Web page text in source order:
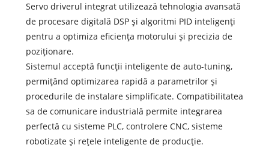
Servo driverul integrat utilizează tehnologia avansată
de procesare digitală DSP și algoritmi PID inteligenți
pentru a optimiza eficiența motorului și precizia de
poziționare.
Sistemul acceptă funcții inteligente de auto-tuning,
permițând optimizarea rapidă a parametrilor și
procedurile de instalare simplificate. Compatibilitatea
sa de comunicare industrială permite integrarea
perfectă cu sisteme PLC, controlere CNC, sisteme
robotizate și rețele inteligente de producție.